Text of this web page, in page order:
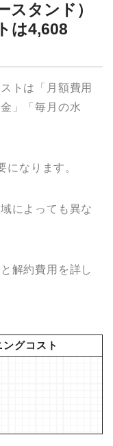
スタンド）
は4,608
トは「月額費用
」「毎月の水
なります。
によっても異な
解約費用を詳し
グコスト